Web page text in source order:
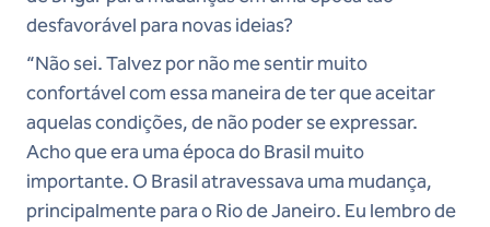
desfavorável para novas ideias?
“Não sei. Talvez por não me sentir muito
confortável com essa maneira de ter que aceitar
aquelas condições, de não poder se expressar.
Acho que era uma época do Brasil muito
importante. O Brasil atravessava uma mudança,
principalmente para o Rio de Janeiro. Eu lembro de